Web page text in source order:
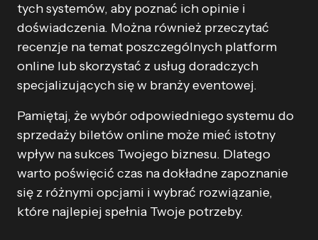
tych systemów, aby poznać ich opinie i
doświadczenia. Można również przeczytać
recenzje na temat poszczególnych platform
online lub skorzystać z usług doradczych
specjalizujących się w branży eventowej.
Pamiętaj, że wybór odpowiedniego systemu do
sprzedaży biletów online może mieć istotny
wpływ na sukces Twojego biznesu. Dlatego
warto poświęcić czas na dokładne zapoznanie
się z różnymi opcjami i wybrać rozwiązanie,
które najlepiej spełnia Twoje potrzeby.